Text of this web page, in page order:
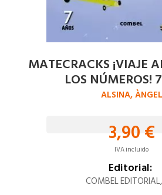
MATECRACKS ¡VIAJE
LOS NÚMEROS!
ALSINA, ÀNGEL
3,90 €
IVA incluido
Editorial:
COMBEL